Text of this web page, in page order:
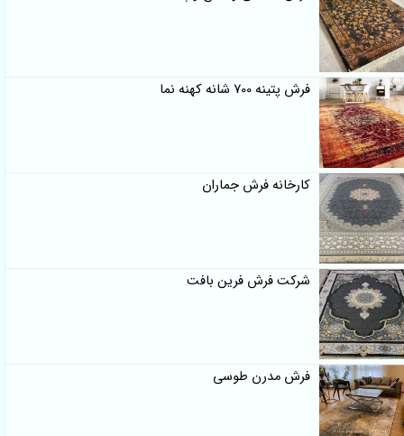
فرش پتینه 700 شانه کهنه نما
کارخانه فرش جماران
شرکت فرش فرین بافت
فرش مدرن طوسی